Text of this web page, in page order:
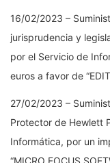
16/02/2023 –
jurisprudencia y
por el Servicio de
euros a favor de
27/02/2023 –
Protector de Hewlett
Informática, por un
“MICRO FOCUS